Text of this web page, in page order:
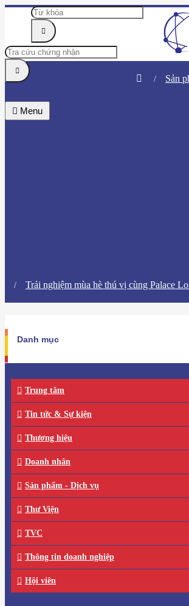
Menu
Sản
Trải nghiệm mùa hè thú vị cùng Palace
Danh mục
Trung tâm
Tin tức & Sự kiện
Thương hiệu
Doanh nhân
Sản phẩm - Dịch vụ
Thư Viện
TVC
Thông tin doanh nghiệp
Hội viên